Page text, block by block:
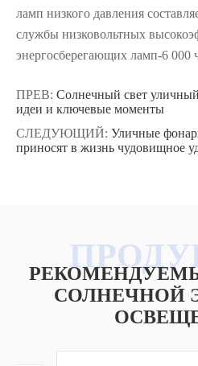
ламп низкого давления
службы низковольтных
энергосберегающих ламп-6 000
ПРЕВ: Солнечный свет
идеи и ключевые моменты
СЛЕДУЮЩИЙ: Уличные
приносят в жизнь чудовищное
СОЛНЕЧНОЙ